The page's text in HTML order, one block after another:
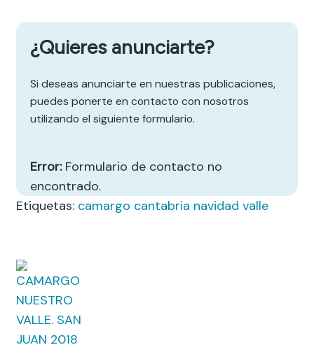
¿Quieres anunciarte?
Si deseas anunciarte en nuestras publicaciones,
puedes ponerte en contacto con nosotros
utilizando el siguiente formulario.
Error:Formulario de contacto no
encontrado.
Etiquetas: camargo cantabria navidad valle